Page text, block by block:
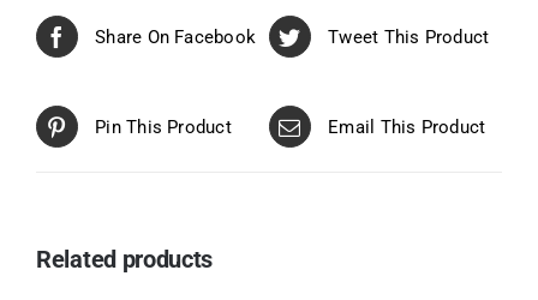
Share On Facebook Tweet This Product
Pin This Product Email This Product
Related products